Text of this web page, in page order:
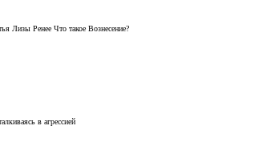
Лизы Ренее Что такое Вознесение?
в агрессией